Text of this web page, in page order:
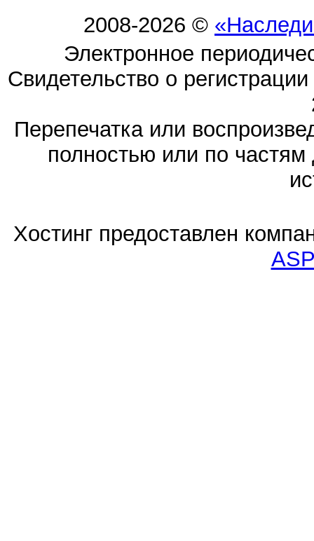
2008-2026 ©
Электронное
Свидетельство о
Перепечатка или
полностью или по частям
Хостинг предоставлен